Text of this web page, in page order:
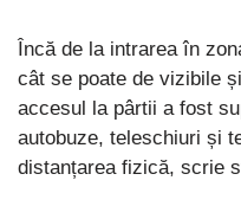
Încă de la intrarea în
cât se poate de vizibile
accesul la pârtii a fost
autobuze, teleschiuri și
distanțarea fizică, scrie